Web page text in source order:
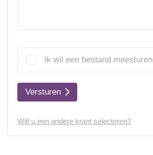
Ik wil een bestand meesturen
Versturen
Wilt u een andere krant selecteren?